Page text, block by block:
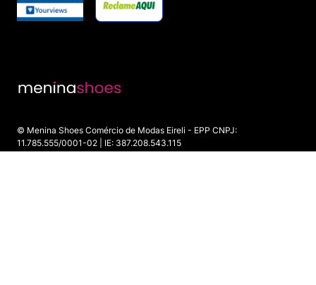
© Menina Shoes Comércio de Modas Eireli - EPP CNPJ:
11.785.555/0001-02 | IE: 387.208.543.115